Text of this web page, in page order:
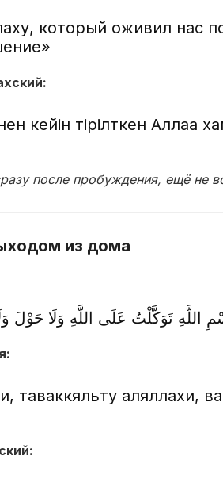
который оживил нас
кейін тірілткен Аллаға
после пробуждения, ещё не
из дома
اللَّهِ تَوَكَّلْتُ عَلَى اللَّهِ وَلَا حَوْلَ
таваккяльту ғаляллахи,